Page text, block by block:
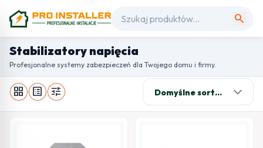
search
Stabilizatory napięcia
Profesjonalne systemy zabezpieczeń dla Twojego domu i firmy.
grid_view list_alt tune